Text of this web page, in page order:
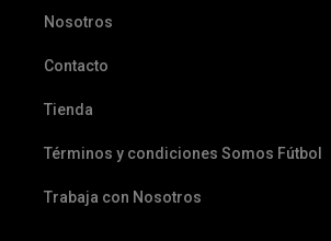
Nosotros
Contacto
Tienda
Términos y condiciones Somos Fútbol
Trabaja con Nosotros